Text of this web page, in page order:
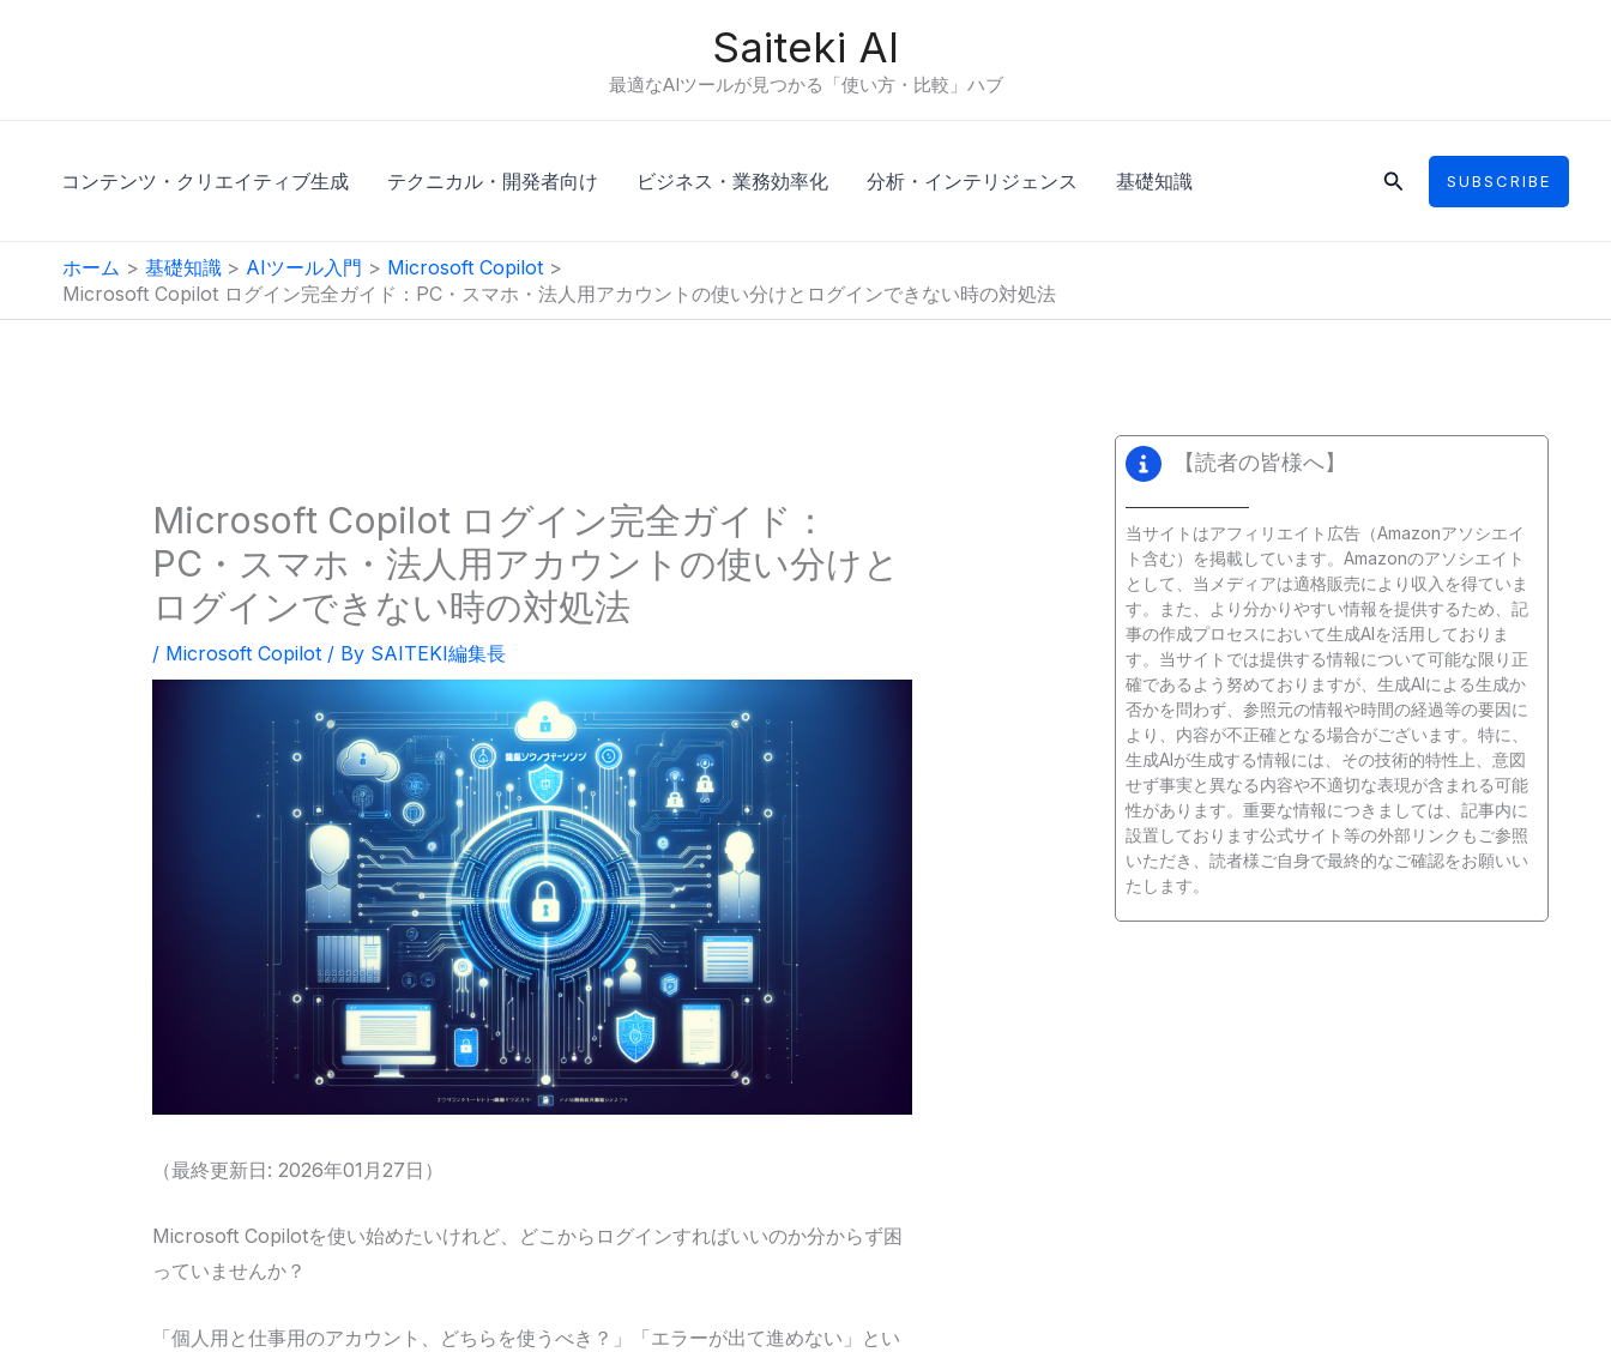
Saiteki AI
最適なAIツールが見つかる「使い方・比較」ハブ
コンテンツ・クリエイティブ生成 テクニカル・開発者向け ビジネス・業務効率化 分析・インテリジェンス 基礎知識
検
SUBSCRIBE
ホーム 基礎知識 AIツール入門
Microsoft Copilot
Microsoft Copilot ログイン完全ガイド：PC・スマホ・法人用アカウントの使い分けとログインできない時の対処法
Microsoft Copilot ログイン完全ガイド：
PC・スマホ・法人用アカウントの使い分けと
ログインできない時の対処法
/ Microsoft Copilot/ By SAITEKI編集長
（最終更新日: 2026年01月27日）
Microsoft Copilotを使い始めたいけれど、どこからログインすればいいのか分からず困
っていませんか？
「個人用と仕事用のアカウント、どちらを使うべき？」「エラーが出て進めない」とい
【読者の皆様へ】
当サイトはアフィリエイト広告（Amazonアソシエイ
ト含む）を掲載しています。Amazonのアソシエイト
として、当メディアは適格販売により収入を得ていま
す。また、より分かりやすい情報を提供するため、記
事の作成プロセスにおいて生成AIを活用しておりま
す。当サイトでは提供する情報について可能な限り正
確であるよう努めておりますが、生成AIによる生成か
否かを問わず、参照元の情報や時間の経過等の要因に
より、内容が不正確となる場合がございます。特に、
生成AIが生成する情報には、その技術的特性上、意図
せず事実と異なる内容や不適切な表現が含まれる可能
性があります。重要な情報につきましては、記事内に
設置しております公式サイト等の外部リンクもご参照
いただき、読者様ご自身で最終的なご確認をお願いい
たします。